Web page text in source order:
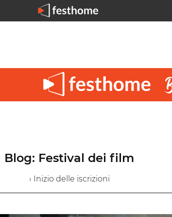
Blog: Festival dei film
› Inizio delle iscrizioni